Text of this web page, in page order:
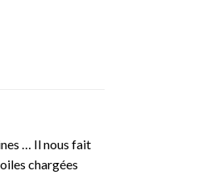
… Il nous fait
chargées